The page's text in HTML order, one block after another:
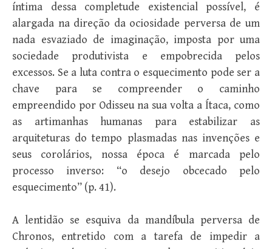
íntima dessa completude existencial possível, é
alargada na direção da ociosidade perversa de um
nada esvaziado de imaginação, imposta por uma
sociedade produtivista e empobrecida pelos
excessos. Se a luta contra o esquecimento pode ser a
chave para se compreender o caminho
empreendido por Odisseu na sua volta a Ítaca, como
as artimanhas humanas para estabilizar as
arquiteturas do tempo plasmadas nas invenções e
seus corolários, nossa época é marcada pelo
processo inverso: “o desejo obcecado pelo
esquecimento” (p. 41).
A lentidão se esquiva da mandíbula perversa de
Chronos, entretido com a tarefa de impedir a